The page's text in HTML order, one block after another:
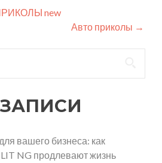
new
Авто приколы →
вашего бизнеса: как
NG продлевают жизнь